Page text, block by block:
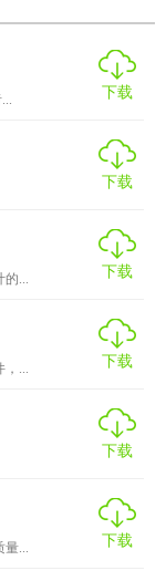
终拥有最新、最
在APP内直接修改
用户离线使用。
心打造，确保视
从零开始设计，极
模板进行个性化
用户可以在手
户在使用过程中
下载
下载
的...
下载
，...
下载
下载
量...
下载